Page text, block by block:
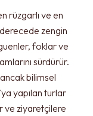
rüzgarlı ve en
derecede zengin
foklar ve
sürdürür.
bilimsel
yapılan turlar
ve ziyaretçilere